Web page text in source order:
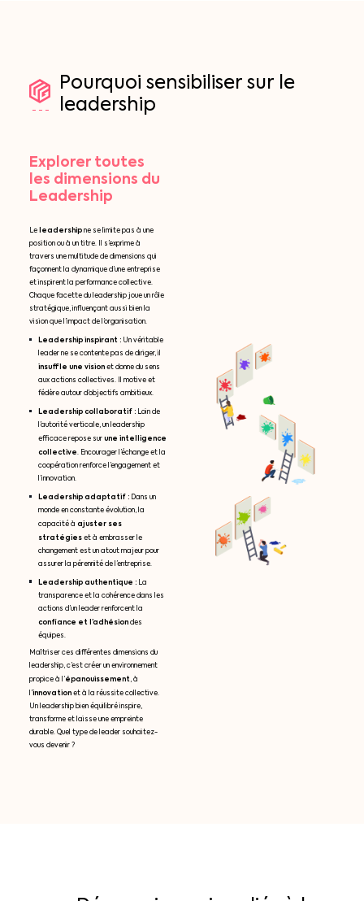
Pourquoi sensibiliser sur le
leadership
Explorer toutes
les dimensions du
Leadership
Le leadershipne se limite pas à une
position ou à un titre. Il s’exprime à
travers une multitude de dimensions qui
façonnent la dynamique d’une entreprise
et inspirent la performance collective.
Chaque facette du leadership joue un rôle
stratégique, influençant aussi bien la
vision que l’impact de l’organisation.
Leadership inspirant : Un véritable
leader ne se contente pas de diriger, il
insuffle une visionet donne du sens
aux actions collectives. Il motive et
fédère autour d’objectifs ambitieux.
Leadership collaboratif : Loin de
l’autorité verticale, un leadership
efficace repose surune intelligence
collective. Encourager l’échange et la
coopération renforce l’engagement et
l’innovation.
Leadership adaptatif : Dans un
monde en constante évolution, la
capacité àajuster ses
stratégieset à embrasser le
changement est un atout majeur pour
assurer la pérennité de l’entreprise.
Leadership authentique : La
transparence et la cohérence dans les
actions d’un leader renforcent la
confiance et l’adhésiondes
équipes.
Maîtriser ces différentes dimensions du
leadership, c’est créer un environnement
propice à l’épanouissement, à
l’innovationet à la réussite collective.
Un leadership bien équilibré inspire,
transforme et laisse une empreinte
durable. Quel type de leader souhaitez-
vous devenir ?